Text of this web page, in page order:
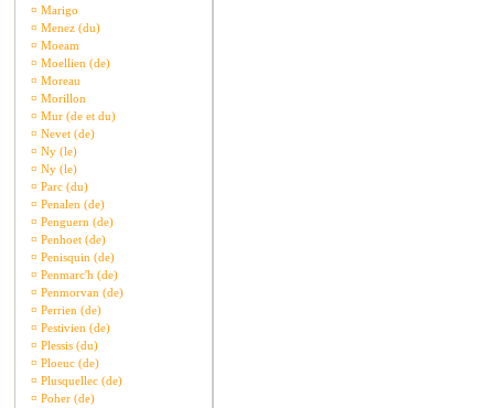
¤ Marigo
¤ Menez (du)
¤ Moeam
¤ Moellien (de)
¤ Moreau
¤ Morillon
¤ Mur (de et du)
¤ Nevet (de)
¤ Ny (le)
¤ Ny (le)
¤ Parc (du)
¤ Penalen (de)
¤ Penguern (de)
¤ Penhoet (de)
¤ Penisquin (de)
¤ Penmarc'h (de)
¤ Penmorvan (de)
¤ Perrien (de)
¤ Pestivien (de)
¤ Plessis (du)
¤ Ploeuc (de)
¤ Plusquellec (de)
¤ Poher (de)